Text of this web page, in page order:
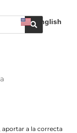
English
aportar a la correcta